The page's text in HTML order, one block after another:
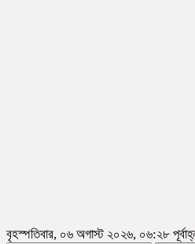
বৃহস্পতিবার, ০৬ অগাস্ট ২০২৬, ০৬:২৮